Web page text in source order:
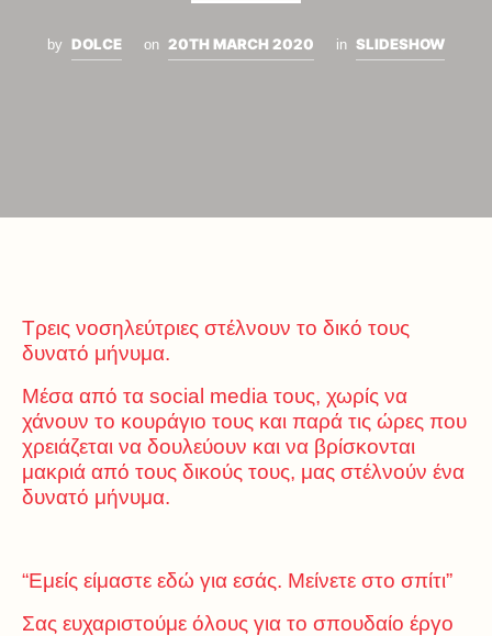
by DOLCE on 20TH MARCH 2020 in SLIDESHOW
Τρεις νοσηλεύτριες στέλνουν το δικό τους
δυνατό μήνυμα.
Μέσα από τα social media τους, χωρίς να
χάνουν το κουράγιο τους και παρά τις ώρες που
χρειάζεται να δουλεύουν και να βρίσκονται
μακριά από τους δικούς τους, μας στέλνούν ένα
δυνατό μήνυμα.
“Εμείς είμαστε εδώ για εσάς. Μείνετε στο σπίτι”
Σας ευχαριστούμε όλους για το σπουδαίο έργο